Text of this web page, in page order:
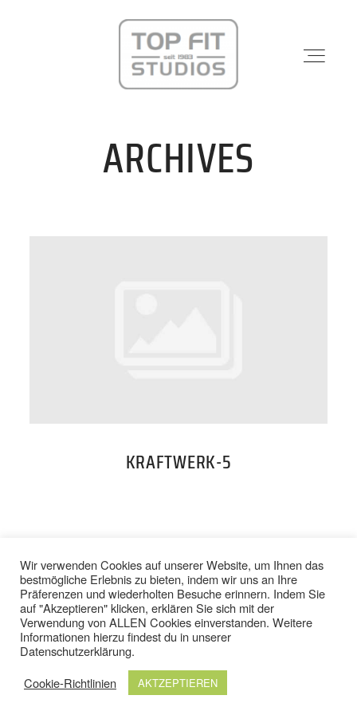
STANDORTE
ONLINE SHOP
ARCHIVES
KRAFTWERK-5
BACK TO TOP
© 2024 TOP FIT STUDIOS. ALLE RECHTE VORBEHALTEN.
IMPRESSUM DATENSCHUTZ
/
AGB / WIDERRUFSBELEHRUNG
Wir verwenden Cookies auf unserer Website, um Ihnen das
bestmögliche Erlebnis zu bieten, indem wir uns an Ihre
Präferenzen und wiederholten Besuche erinnern. Indem Sie
auf "Akzeptieren" klicken, erklären Sie sich mit der
Verwendung von ALLEN Cookies einverstanden. Weitere
Informationen hierzu findest du in unserer
Datenschutzerklärung.
Cookie-Richtlinien
AKTZEPTIEREN